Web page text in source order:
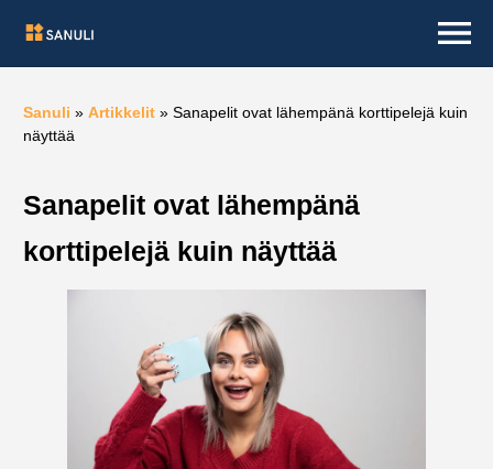
Sanuli » Artikkelit » Sanapelit ovat lähempänä korttipelejä kuin
näyttää
Sanapelit ovat lähempänä
korttipelejä kuin näyttää